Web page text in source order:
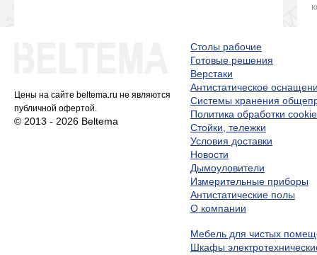
Цены на сайте beltema.ru не являются
публичной офертой.
© 2013 - 2026 Beltema
Столы рабочие
Готовые решения
Верстаки
Антистатическое
Системы хранения
Политика обработки cookie
Стойки, тележки
Условия доставки
Новости
Дымоуловители
Измерительные приборы
Антистатические полы
О компании
Мебель для чистых
Шкафы